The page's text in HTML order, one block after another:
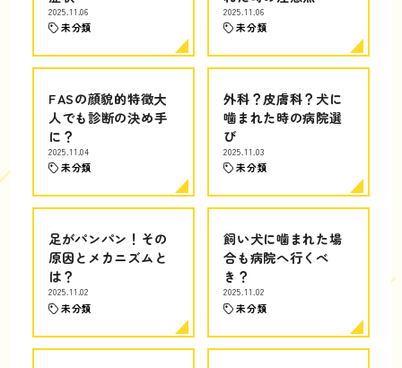
2025.11.06
未分類
2025.11.06
未分類
FASの顔貌的特徴大
人でも診断の決め手
に？
2025.11.04
未分類
外科？皮膚科？犬に
噛まれた時の病院選
び
2025.11.03
未分類
足がパンパン！その
原因とメカニズムと
は？
2025.11.02
未分類
飼い犬に噛まれた場
合も病院へ行くべ
き？
2025.11.02
未分類